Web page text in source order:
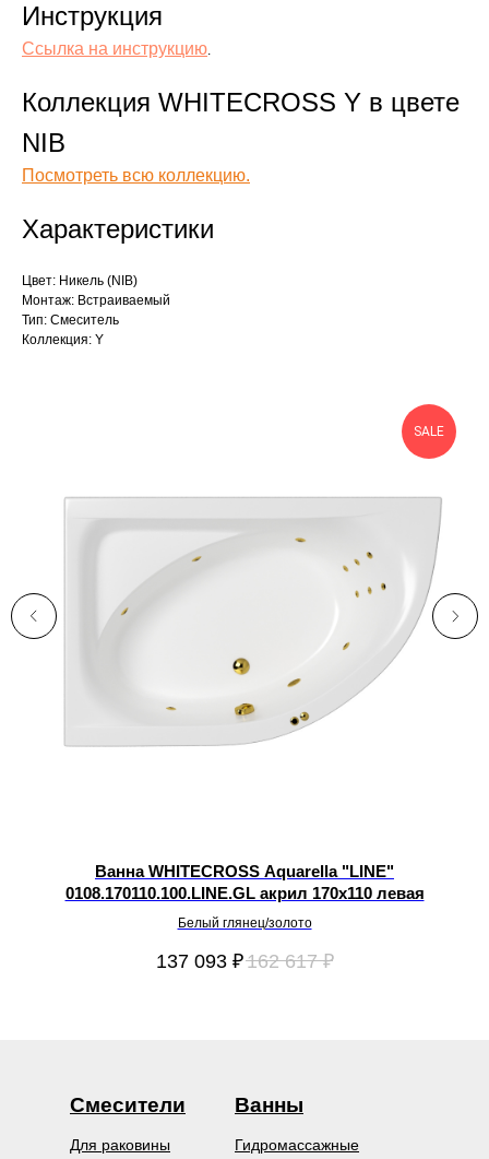
Инструкция
Ссылка на инструкцию.
Коллекция WHITECROSS Y в цвете
NIB
Посмотреть всю коллекцию.
Характеристики
Цвет: Никель (NIB)
Монтаж: Встраиваемый
Тип: Смеситель
Коллекция: Y
SALE
Ванна WHITECROSS Aquarella "LINE"
0108.170110.100.LINE.GL акрил 170х110 левая
Белый глянец/золото
137 093 ₽162 617 ₽
Смесители
Для раковины
Ванны
Гидромассажные